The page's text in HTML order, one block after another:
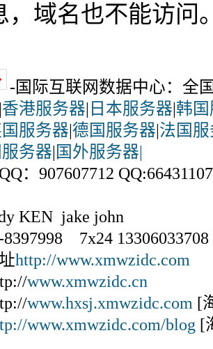
，域名也不能访问
-国际互联网数据中心：全
|香港服务器| 日本服务器|韩
服务器|德国服务器|法国
务器|国外服务器|
：907607712
KEN jake john
8397998 7x24 13306033708
http://www.xmwzidc.com
www.xmwzidc.cn
www.hxsj.xmwzidc.com [
www.xmwzidc.com/blog [